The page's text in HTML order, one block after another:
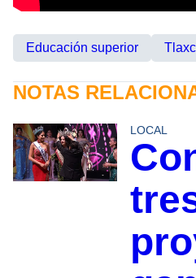
Educación superior
NOTAS
LOCAL